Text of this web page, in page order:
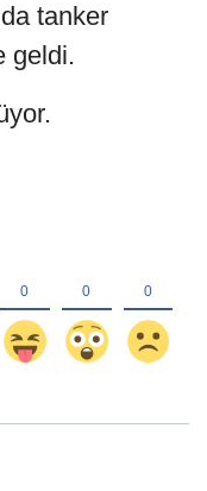
tanker
geldi.